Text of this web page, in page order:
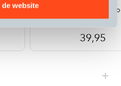
de website Shockstop Utility
39,95